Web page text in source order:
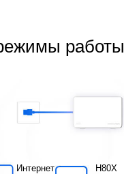
работы
Интернет H80X